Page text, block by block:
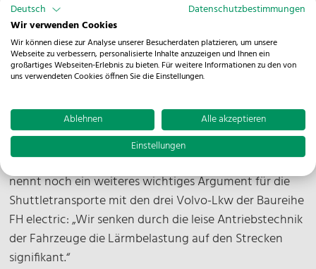
neutral zu werden“, sagt Jörg Prochaska, Leiter unserer
Niederlassung in Siebenlehn. Bei den knapp 3.000
Fahrten pro Jahr werden zwischen den beiden
Standorten 55.000 Tonnen Material bewegt.
So kommen auf den 140.000 gefahrenen Kilometern bis
zu 160.000 Kilogramm CO2 zusammen, die nun
eingespart werden können. Alexander Remy, Process
Manager Supply Chain and Logistics bei Felix Schoeller,
nennt noch ein weiteres wichtiges Argument für die
Shuttletransporte mit den drei Volvo-Lkw der Baureihe
FH electric: „Wir senken durch die leise Antriebstechnik
der Fahrzeuge die Lärmbelastung auf den Strecken
signifikant.“
Deutsch
Datenschutzbestimmungen
Wir verwenden Cookies
Wir können diese zur Analyse unserer Besucherdaten platzieren, um unsere
Webseite zu verbessern, personalisierte Inhalte anzuzeigen und Ihnen ein
großartiges Webseiten-Erlebnis zu bieten. Für weitere Informationen zu den von
uns verwendeten Cookies öffnen Sie die Einstellungen.
Ablehnen
Alle akzeptieren
Einstellungen